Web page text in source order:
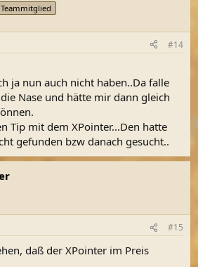
Teammitglied
#14
ja nun auch nicht haben..Da falle
Nase und hätte mir dann gleich
Tip mit dem XPointer...Den hatte
gefunden bzw danach gesucht..
#15
daß der XPointer im Preis